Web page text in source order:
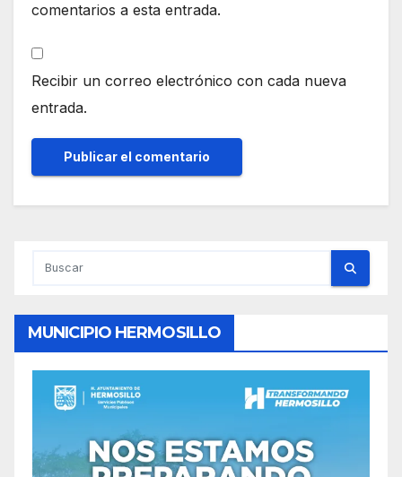
comentarios a esta entrada.
Recibir un correo electrónico con cada nueva
entrada.
MUNICIPIO HERMOSILLO